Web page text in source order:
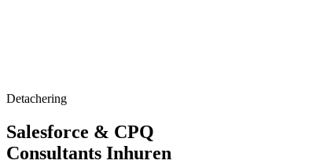
Detachering
Salesforce & CPQ
Consultants Inhuren